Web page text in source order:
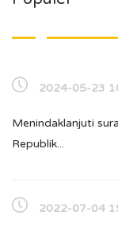
2024-05-23
Menindaklanjuti
Republik...
2022-07-04